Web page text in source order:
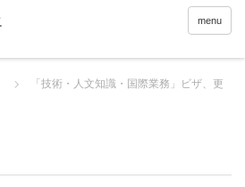
menu
「技術・人文知識・国際業務」ビザ、更